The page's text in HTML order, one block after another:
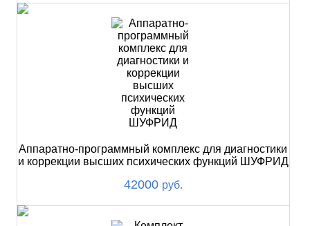
Аппаратно-программный комплекс для диагностики
и коррекции высших психических функций ШУФРИД
42000 руб.